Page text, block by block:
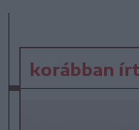
korábban